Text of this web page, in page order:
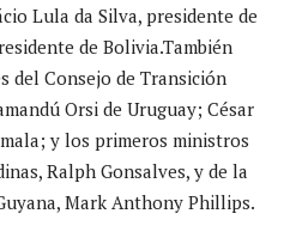
Lula da Silva, presidente de
de Bolivia.También
del Consejo de Transición
Orsi de Uruguay; César
y los primeros ministros
Ralph Gonsalves, y de la
Mark Anthony Phillips.